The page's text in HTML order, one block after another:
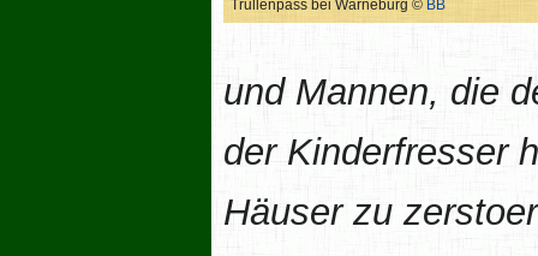
Trullenpass bei Warneburg © BB
und Mannen, die
der Kinderfresser
Häuser zu